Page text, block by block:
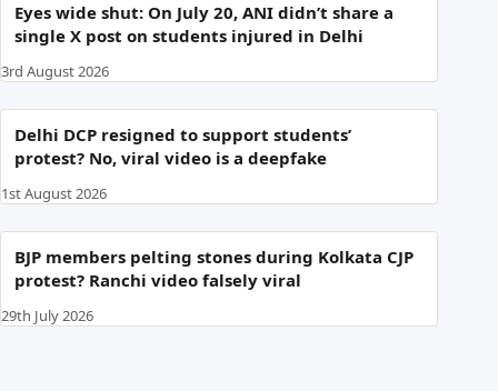
Eyes wide shut: On July 20, ANI didn’t share a
single X post on students injured in Delhi
3rd August 2026
Delhi DCP resigned to support students’
protest? No, viral video is a deepfake
1st August 2026
BJP members pelting stones during Kolkata CJP
protest? Ranchi video falsely viral
29th July 2026